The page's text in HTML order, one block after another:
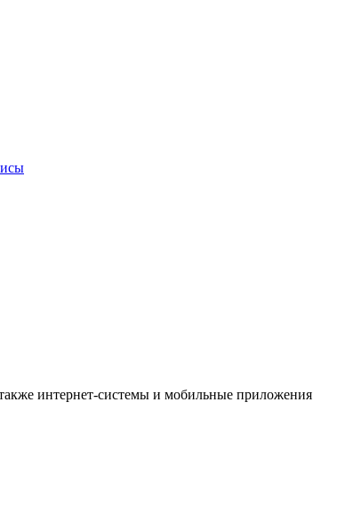
интернет-системы и мобильные приложения